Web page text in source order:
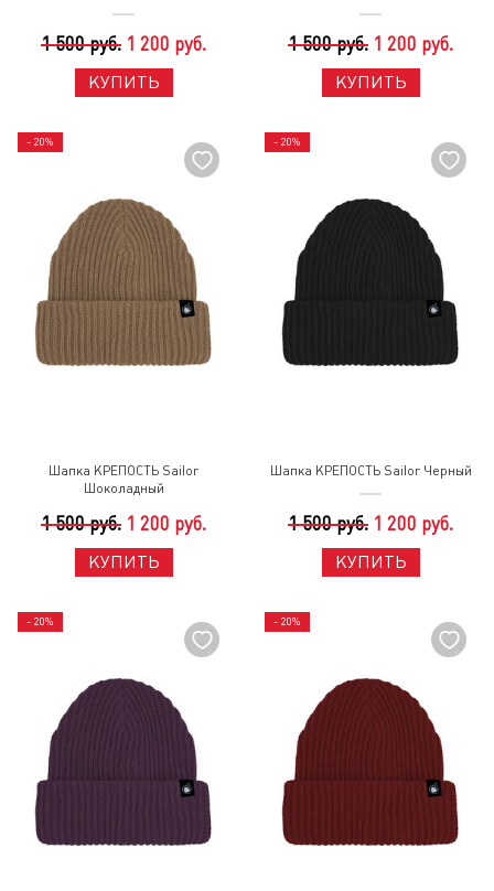
1 500 руб. 1 200 руб.
КУПИТЬ
1 500 руб. 1 200 руб.
КУПИТЬ
- 20%
Шапка КРЕПОСТЬ Sailor
Шоколадный
1 500 руб. 1 200 руб.
КУПИТЬ
- 20%
Шапка КРЕПОСТЬ Sailor Черный
1 500 руб. 1 200 руб.
КУПИТЬ
- 20% - 20%